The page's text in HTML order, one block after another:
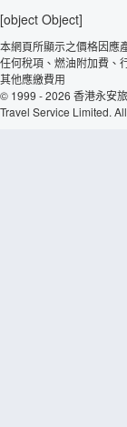
[object Object]
本網頁所顯示之價格因應
任何稅項、燃油附加費、
其他應繳費用
© 1999 - 2026 香港永安
Travel Service Limited.